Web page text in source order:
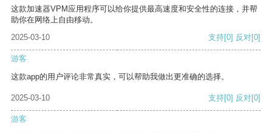
这款加速器VPM应用程序可以给你提供最高速度和安全性的连接，并帮
助你在网络上自由移动。
2025-03-10
支持[0] 反对[0]
游客
这款app的用户评论非常真实，可以帮助我做出更准确的选择。
2025-03-10 支持[0] 反对[0]
游客